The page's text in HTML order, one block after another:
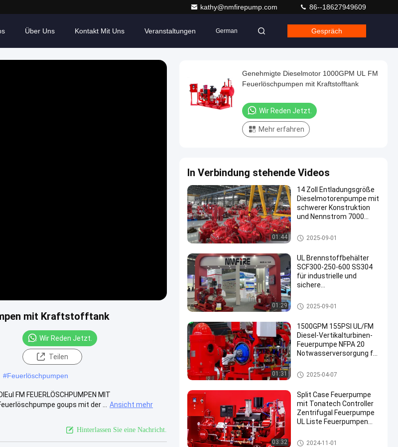
kathy@nmfirepump.com 86--18627949609
Über Uns Kontakt Mit Uns Veranstaltungen German Gespräch
mit Kraftstofftank
Wir Reden Jetzt.
Teilen
#Feuerlöschpumpen
FM FEUERLÖSCHPUMPEN MIT
goups mit der ...
Ansicht mehr
Hinterlassen Sie eine Nachricht.
Genehmigte Dieselmotor 1000GPM UL FM
Feuerlöschpumpen mit Kraftstofftank
Wir Reden Jetzt.
Mehr erfahren
In Verbindung stehende Videos
01:44
14 Zoll Entladungsgröße
Dieselmotorenpumpe mit
schwerer Konstruktion
und Nennstrom 7000
Aufgeteilte Fall-Feuerlöschpum
pe
2025-09-01
01:29
UL Brennstoffbehälter
SCF300-250-600 SS304
für industrielle und
sichere
UL/FM zertifizierte Split
Case Fire Pump
Aufgeteilte Fall-Feuerlöschpum
pe
2025-09-01
01:31
1500GPM 155PSI UL/FM
Diesel-Vertikalturbinen-
Feuerpumpe NFPA 20
Notwasserversorgung für
Vertikale Turbinen-Feuerlöschp
umpe
2025-04-07
03:32
Split Case Feuerpumpe
mit Tonatech Controller
Zentrifugal Feuerpumpe
UL Liste Feuerpumpen
Aufgeteilte Fall-Feuerlöschpum
2024-11-01